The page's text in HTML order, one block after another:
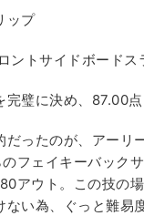
ップ
ントサイドボードス
璧に決め、87.00点
だったのが、アーリ
フェイキーバック
アウト。この技の
い為、ぐっと難易